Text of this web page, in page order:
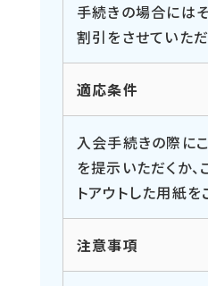
手続きの場合には
割引をさせていただ
適応条件
入会手続きの際に
を提示いただくか
トアウトした用紙を
注意事項